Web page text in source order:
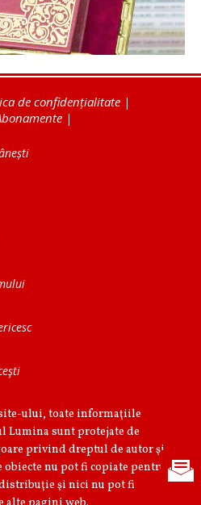
de confidențialitate |
|
ului, toate informaţiile
Lumina sunt protejate de
privind dreptul de autor şi
nu pot fi copiate pentru
şi nici nu pot fi